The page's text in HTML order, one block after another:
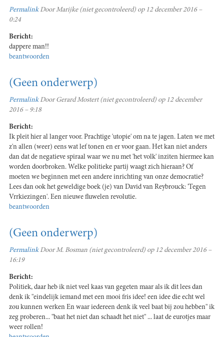
PermalinkDoorMarijke (niet gecontroleerd) op 12 december 2016 –
0:24
Bericht:
dappere man!!
beantwoorden
(Geen onderwerp)
PermalinkDoorGerard Mostert (niet gecontroleerd) op 12 december
2016 – 9:18
Bericht:
Ik pleit hier al langer voor. Prachtige 'utopie' om na te jagen. Laten we met
z'n allen (weer) eens wat lef tonen en er voor gaan. Het kan niet anders
dan dat de negatieve spiraal waar we nu met 'het volk' inziten hiermee kan
worden doorbroken. Welke politieke partij waagt zich hieraan? Of
moeten we beginnen met een andere inrichting van onze democratie?
Lees dan ook het geweldige boek (je) van David van Reybrouck: 'Tegen
Vrrkiezingen'. Een nieuwe fluwelen revolutie.
beantwoorden
(Geen onderwerp)
PermalinkDoorM. Bosman (niet gecontroleerd) op 12 december 2016 –
16:19
Bericht:
Politiek, daar heb ik niet veel kaas van gegeten maar als ik dit lees dan
denk ik "eindelijk iemand met een mooi fris idee! een idee die echt wel
zou kunnen werken En waar iedereen denk ik veel baat bij zou hebben" ik
zeg proberen... "baat het niet dan schaadt het niet" ... laat de eurotjes maar
weer rollen!